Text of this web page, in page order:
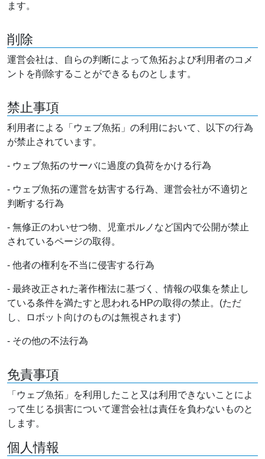
ます。
削除
運営会社は、自らの判断によって魚拓および利用者のコメ
ントを削除することができるものとします。
禁止事項
利用者による「ウェブ魚拓」の利用において、以下の行為
が禁止されています。
- ウェブ魚拓のサーバに過度の負荷をかける行為
- ウェブ魚拓の運営を妨害する行為、運営会社が不適切と
判断する行為
- 無修正のわいせつ物、児童ポルノなど国内で公開が禁止
されているページの取得。
- 他者の権利を不当に侵害する行為
- 最終改正された著作権法に基づく、情報の収集を禁止し
ている条件を満たすと思われるHPの取得の禁止。(ただ
し、ロボット向けのものは無視されます)
- その他の不法行為
免責事項
「ウェブ魚拓」を利用したこと又は利用できないことによ
って生じる損害について運営会社は責任を負わないものと
します。
個人情報